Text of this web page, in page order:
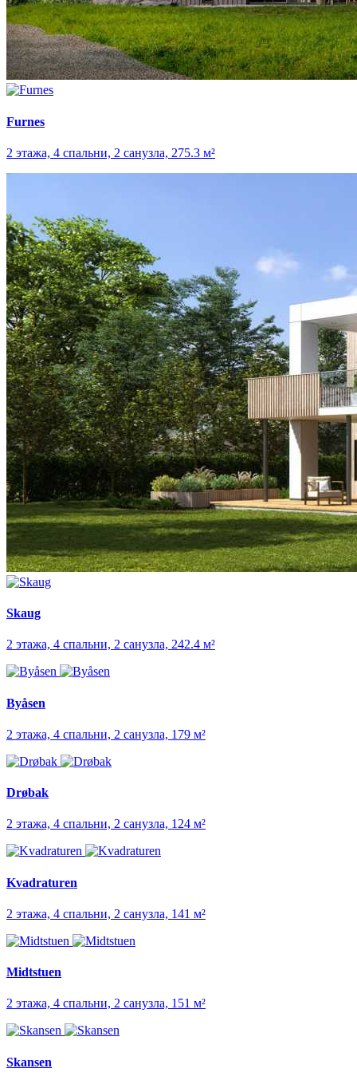
Furnes
2 этажа, 4 спальни, 2 санузла, 275.3 м²
Skaug
2 этажа, 4 спальни, 2 санузла, 242.4 м²
Byåsen
2 этажа, 4 спальни, 2 санузла, 179 м²
Drøbak
2 этажа, 4 спальни, 2 санузла, 124 м²
Kvadraturen
2 этажа, 4 спальни, 2 санузла, 141 м²
Midtstuen
2 этажа, 4 спальни, 2 санузла, 151 м²
Skansen